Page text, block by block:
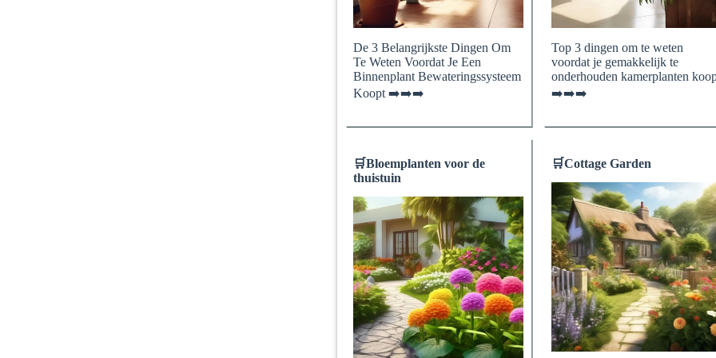
De 3 Belangrijkste Dingen Om
Te Weten Voordat Je Een
Binnenplant Bewateringssysteem
Koopt ➡️➡️➡️
Top 3 dingen om te weten
voordat je gemakkelijk te
onderhouden kamerplanten
➡️➡️➡️
🛒Bloemplanten voor de
thuistuin
🛒Cottage Garden